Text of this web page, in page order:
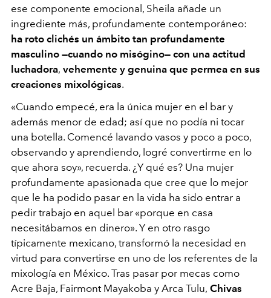
ese componente emocional, Sheila añade un
ingrediente más, profundamente contemporáneo:
ha roto clichés un ámbito tan profundamente
masculino —cuando no misógino— con una actitud
luchadora, vehemente y genuina que permea en sus
creaciones mixológicas.
«Cuando empecé, era la única mujer en el bar y
además menor de edad; así que no podía ni tocar
una botella. Comencé lavando vasos y poco a poco,
observando y aprendiendo, logré convertirme en lo
que ahora soy», recuerda. ¿Y qué es? Una mujer
profundamente apasionada que cree que lo mejor
que le ha podido pasar en la vida ha sido entrar a
pedir trabajo en aquel bar «porque en casa
necesitábamos en dinero». Y en otro rasgo
típicamente mexicano, transformó la necesidad en
virtud para convertirse en uno de los referentes de la
mixología en México. Tras pasar por mecas como
Acre Baja, Fairmont Mayakoba y Arca Tulu, Chivas